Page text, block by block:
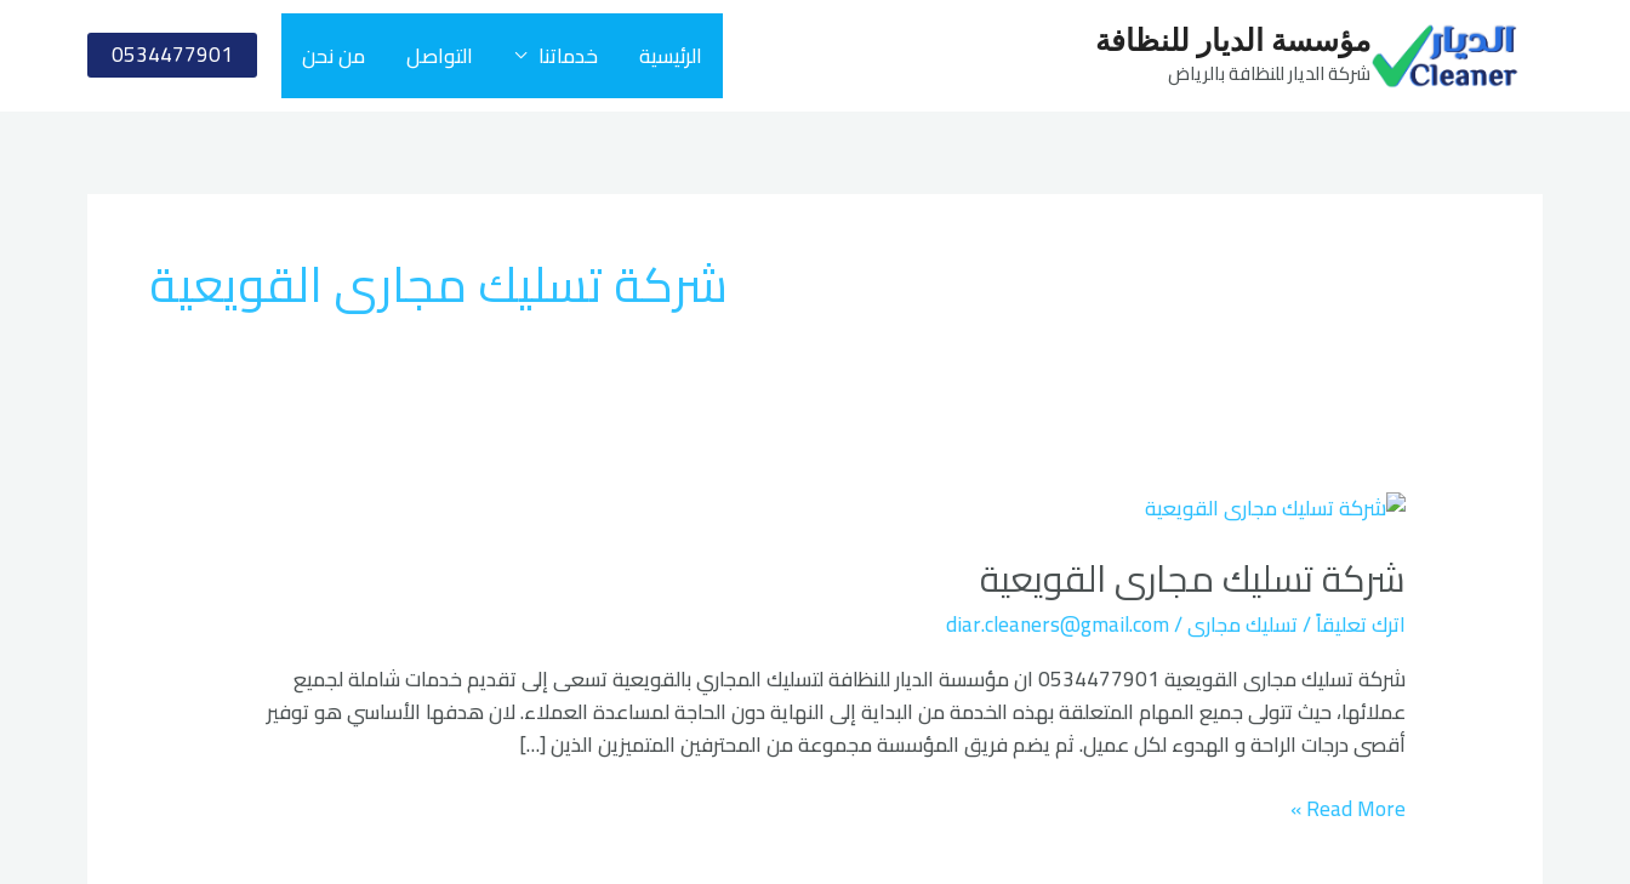
مؤسسة الديار للنظافة
شركة الديار للنظافة بالرياض الرئيسية خدماتنا التواصل من نحن 0534477901
شركة تسليك مجارى القويعية
شركة تسليك مجارى القويعية
اترك تعليقاً/تسليك مجارى/
diar.cleaners@gmail.com
شركة تسليك مجارى القويعية 0534477901 ان مؤسسة الديار للنظافة لتسليك المجاري بالقويعية تسعى إلى تقديم خدمات شاملة لجميع
عملائها، حيث تتولى جميع المهام المتعلقة بهذه الخدمة من البداية إلى النهاية دون الحاجة لمساعدة العملاء. لان هدفها الأساسي هو توفير
أقصى درجات الراحة و الهدوء لكل عميل. ثم يضم فريق المؤسسة مجموعة من المحترفين المتميزين الذين […]
شركة
مجارى
القويعية
Read More »